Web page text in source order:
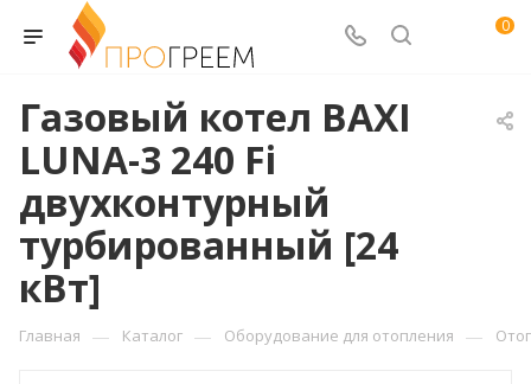
0
Газовый котел BAXI
LUNA-3 240 Fi
двухконтурный
турбированный [24
кВт]
Главная — Каталог — Оборудование для отопления —